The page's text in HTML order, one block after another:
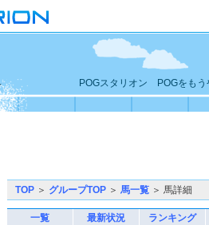
POGスタリオン POGをもう
TOP ＞ グループTOP ＞ 馬一覧 ＞ 馬詳細
一覧 最新状況 ランキング